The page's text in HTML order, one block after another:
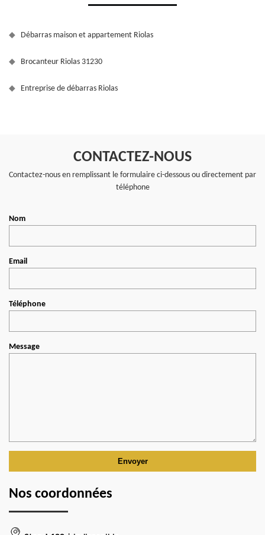
Débarras maison et appartement Riolas
Brocanteur Riolas 31230
Entreprise de débarras Riolas
CONTACTEZ-NOUS
Contactez-nous en remplissant le formulaire ci-dessous ou directement par
téléphone
Nom
Email
Téléphone
Message
Nos coordonnées